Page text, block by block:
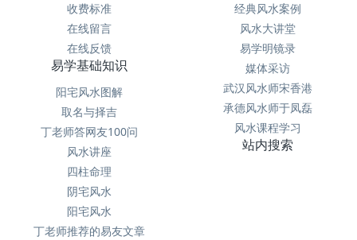
收费标准
在线留言
在线反馈
经典风水案例
风水大讲堂
易学明镜录
媒体采访
武汉风水师宋香港
承德风水师于凤磊
风水课程学习
易学基础知识
阳宅风水图解
取名与择吉
丁老师答网友100问
风水讲座
四柱命理
阴宅风水
阳宅风水
丁老师推荐的易友文章
站内搜索